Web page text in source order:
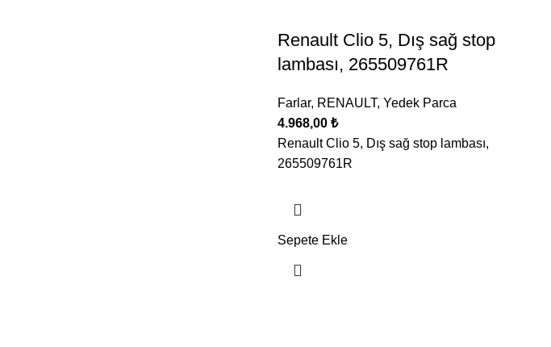
Renault Clio 5, Dış sağ stop
lambası, 265509761R
Farlar, RENAULT, Yedek Parca
4.968,00 ₺
Renault Clio 5, Dış sağ stop lambası,
265509761R
Sepete Ekle